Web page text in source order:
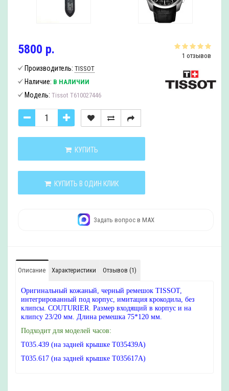
1 отзывов
5800 р.
Производитель: TISSOT
Наличие: В НАЛИЧИИ
Модель: Tissot T610027446
КУПИТЬ
КУПИТЬ В ОДИН КЛИК
Задать вопрос в MAX
Описание Характеристики Отзывов (1)
Оригинальный кожаный, черный ремешок TISSOT,
интегрированный под корпус, имитация крокодила, без
клипсы. COUTURIER. Размер входящий в корпус и на
клипсу 23/20 мм. Длина ремешка 75*120 мм.
Подходит для моделей часов:
T035.439 (на задней крышке T035439A)
T035.617 (на задней крышке T035617A)